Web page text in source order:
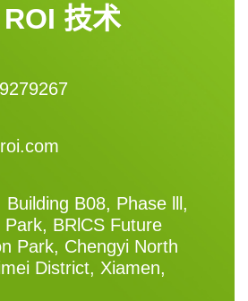
技术
Building B08, Phase lll,
Park, BRlCS Future
Park, Chengyi North
District, Xiamen,